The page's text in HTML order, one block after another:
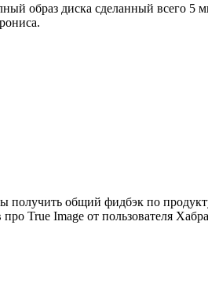
образ диска сделанный всего 5
получить общий фидбэк по
True Image от пользователя